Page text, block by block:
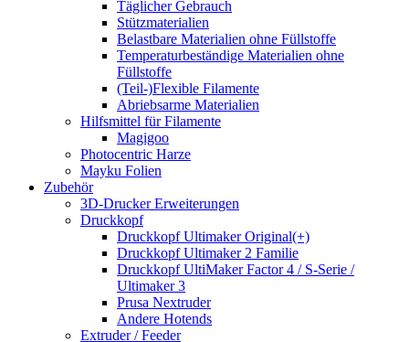
Täglicher Gebrauch
Stützmaterialien
Belastbare Materialien ohne Füllstoffe
Temperaturbeständige Materialien ohne
Füllstoffe
(Teil-)Flexible Filamente
Abriebsarme Materialien
Hilfsmittel für Filamente
Magigoo
Photocentric Harze
Mayku Folien
Zubehör
3D-Drucker Erweiterungen
Druckkopf
Druckkopf Ultimaker Original(+)
Druckkopf Ultimaker 2 Familie
Druckkopf UltiMaker Factor 4 / S-Serie /
Ultimaker 3
Prusa Nextruder
Andere Hotends
Extruder / Feeder